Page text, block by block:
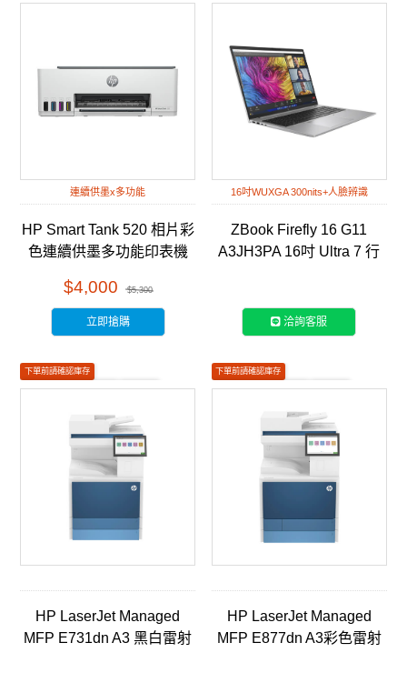
連續供墨x多功能
HP Smart Tank 520 相片彩
色連續供墨多功能印表機
$4,000 $5,300
立即搶購
16吋WUXGA 300nits+人臉辨識
ZBook Firefly 16 G11
A3JH3PA 16吋 Ultra 7 行
洽詢客服
下單前請確認庫存
如有安裝需求請聯繫客服
黑白列印
HP LaserJet Managed
MFP E731dn A3 黑白雷射
下單前請確認庫存
如有安裝需求請聯繫客服
彩色列印
HP LaserJet Managed
MFP E877dn A3彩色雷射